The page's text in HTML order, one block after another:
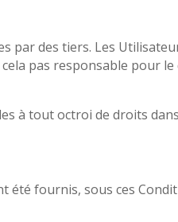
par des tiers. Les
pas responsable pour
à tout octroi de droits
été fournis, sous ces